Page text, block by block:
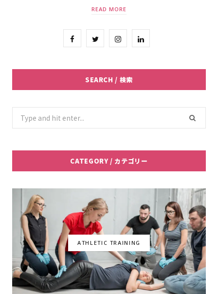
READ MORE
e
b
o
k
T
t
t
e
I
t
a
g
a
L
k
e
d
n
SEARCH / 検索
Search
for:
CATEGORY / カテゴリー
ATHLETIC TRAINING